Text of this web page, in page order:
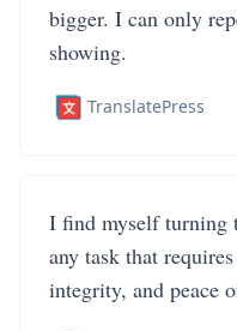
bigger. I can only
showing.
TranslatePress
I find myself turning
any task that
integrity, and peace